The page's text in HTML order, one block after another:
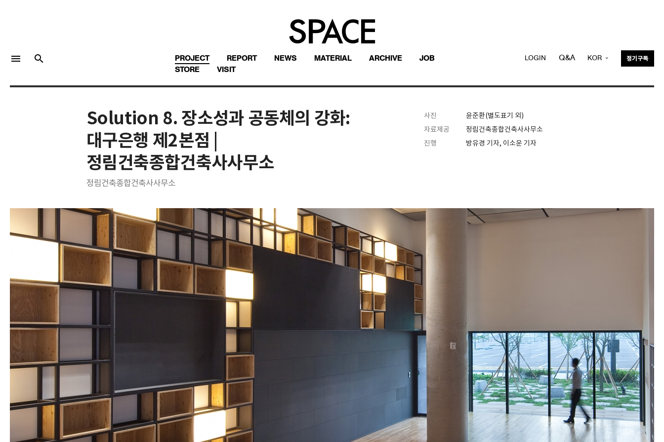
회원가입
Facebook 로그인
Twitter 로그인
Naver 로그인
공지사항
광고문의
menu search PROJECT REPORT NEWS MATERIAL ARCHIVE
JOB
STORE
VISIT
LOGIN Q&A KOR 정기구독
Solution 8. 장소성과 공동체의 강화:
대구은행 제2본점 |
정림건축종합건축사사무소
정림건축종합건축사사무소
사진
윤준환(별도표기 외)
자료제공
정림건축종합건축사사무소
진행
방유경 기자, 이소운 기자